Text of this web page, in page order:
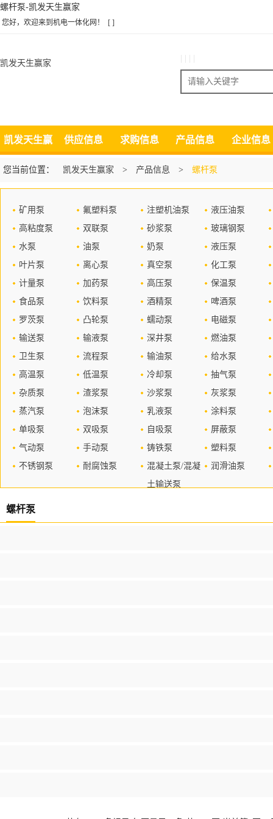
螺杆泵-凯发天生赢家
您好，欢迎来到机电一体化网！ [ ]
凯发天生赢家
搜索
凯发天生赢
家
供应信息 求购信息 产品信息 企业信息
您当前位置： 凯发天生赢家 > 产品信息 > 螺杆泵
矿用泵 氟塑料泵 注塑机油泵
液压油泵
高粘度泵
双联泵 砂浆泵
玻璃钢泵
水泵
油泵 奶泵
液压泵
叶片泵
离心泵 真空泵
化工泵
计量泵
加药泵 高压泵
保温泵
食品泵
饮料泵 酒精泵
啤酒泵
罗茨泵
凸轮泵 蠕动泵
电磁泵
输送泵
输液泵 深井泵
燃油泵
卫生泵
流程泵 输油泵
给水泵
高温泵
低温泵 冷却泵
抽气泵
杂质泵
渣浆泵 沙浆泵
灰浆泵
蒸汽泵
泡沫泵 乳液泵
涂料泵
单吸泵
双吸泵 自吸泵
屏蔽泵
气动泵
手动泵 铸铁泵
塑料泵
不锈钢泵
耐腐蚀泵
混凝土泵/混凝
土输送泵
润滑油泵
螺杆泵